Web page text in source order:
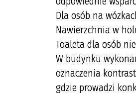
Dla osób na
Nawierzchnia w
Toaleta dla osób
W budynku
oznaczenia
gdzie prowadzi